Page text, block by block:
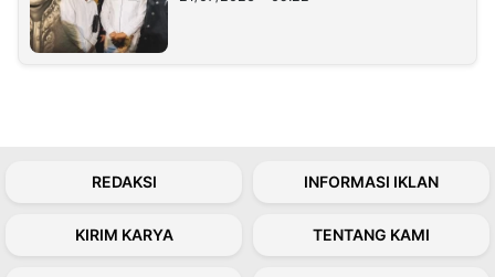
REDAKSI INFORMASI IKLAN
KIRIM KARYA TENTANG KAMI